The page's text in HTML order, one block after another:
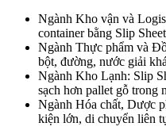
Ngành Kho vận và
container bằng Slip
Ngành Thực phẩm và
bột, đường, nước giải
Ngành Kho Lạnh: Slip
sạch hơn pallet gỗ trong
Ngành Hóa chất, Dược
kiện lớn, di chuyển liên